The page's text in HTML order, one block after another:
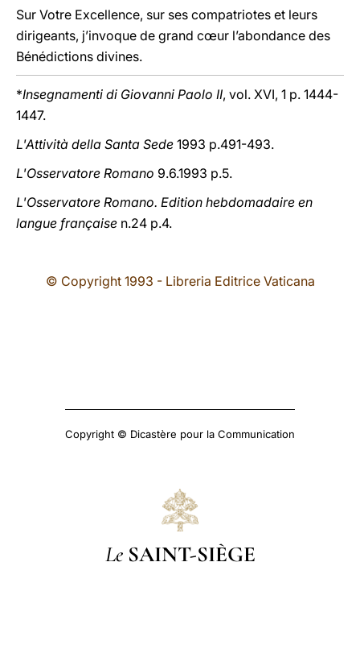
Sur Votre Excellence, sur ses compatriotes et leurs
dirigeants, j’invoque de grand cœur l’abondance des
Bénédictions divines.
*Insegnamenti di Giovanni Paolo II, vol. XVI, 1 p. 1444-
1447.
L'Attività della Santa Sede 1993 p.491-493.
L'Osservatore Romano 9.6.1993 p.5.
L'Osservatore Romano. Edition hebdomadaire en
langue française n.24 p.4.
© Copyright 1993 - Libreria Editrice Vaticana
Copyright © Dicastère pour la Communication
Le SAINT-SIÈGE